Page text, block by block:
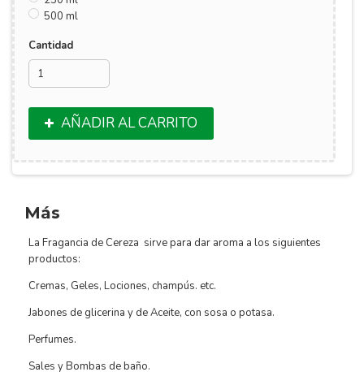
500 ml
Cantidad
AÑADIR AL CARRITO
Más
La Fragancia de Cereza sirve para dar aroma a los siguientes
productos:
Cremas, Geles, Lociones, champús. etc.
Jabones de glicerina y de Aceite, con sosa o potasa.
Perfumes.
Sales y Bombas de baño.